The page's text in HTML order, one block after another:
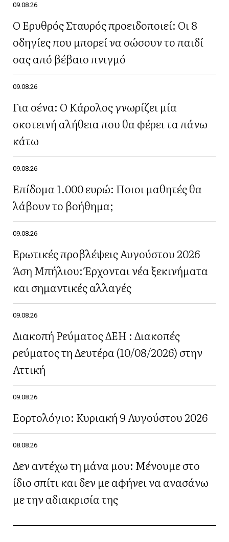
09.08.26
Ο Ερυθρός Σταυρός προειδοποιεί: Οι 8
οδηγίες που μπορεί να σώσουν το παιδί
σας από βέβαιο πνιγμό
09.08.26
Για σένα: Ο Κάρολος γνωρίζει μία
σκοτεινή αλήθεια που θα φέρει τα πάνω
κάτω
09.08.26
Επίδομα 1.000 ευρώ: Ποιοι μαθητές θα
λάβουν το βοήθημα;
09.08.26
Ερωτικές προβλέψεις Αυγούστου 2026
Άση Μπήλιου: Έρχονται νέα ξεκινήματα
και σημαντικές αλλαγές
09.08.26
Διακοπή Ρεύματος ΔΕΗ : Διακοπές
ρεύματος τη Δευτέρα (10/08/2026) στην
Αττική
09.08.26
Εορτολόγιο: Κυριακή 9 Αυγούστου 2026
08.08.26
Δεν αντέχω τη μάνα μου: Μένουμε στο
ίδιο σπίτι και δεν με αφήνει να ανασάνω
με την αδιακρισία της